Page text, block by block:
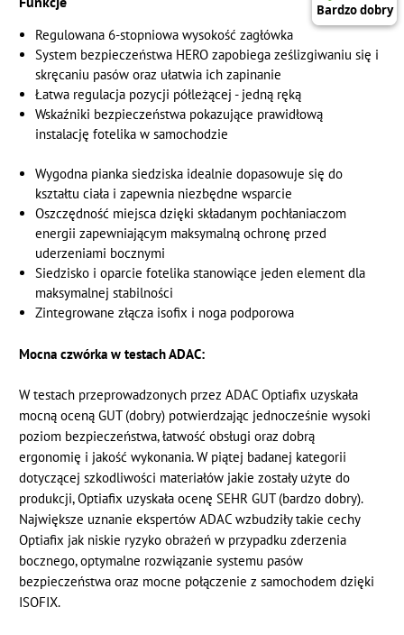
Regulowana 6-stopniowa wysokość zagłówka
System bezpieczeństwa HERO zapobiega ześlizgiwaniu się i
skręcaniu pasów oraz ułatwia ich zapinanie
Łatwa regulacja pozycji półleżącej - jedną ręką
Wskaźniki bezpieczeństwa pokazujące prawidłową
instalację fotelika w samochodzie
Wygodna pianka siedziska idealnie dopasowuje się do
kształtu ciała i zapewnia niezbędne wsparcie
Oszczędność miejsca dzięki składanym pochłaniaczom
energii zapewniającym maksymalną ochronę przed
uderzeniami bocznymi
Siedzisko i oparcie fotelika stanowiące jeden element dla
maksymalnej stabilności
Zintegrowane złącza isofix i noga podporowa
Mocna czwórka w testach ADAC:
W testach przeprowadzonych przez ADAC Optiafix uzyskała
mocną oceną GUT (dobry) potwierdzając jednocześnie wysoki
poziom bezpieczeństwa, łatwość obsługi oraz dobrą
ergonomię i jakość wykonania. W piątej badanej kategorii
dotyczącej szkodliwości materiałów jakie zostały użyte do
produkcji, Optiafix uzyskała ocenę SEHR GUT (bardzo dobry).
Największe uznanie ekspertów ADAC wzbudziły takie cechy
Optiafix jak niskie ryzyko obrażeń w przypadku zderzenia
bocznego, optymalne rozwiązanie systemu pasów
bezpieczeństwa oraz mocne połączenie z samochodem dzięki
ISOFIX.